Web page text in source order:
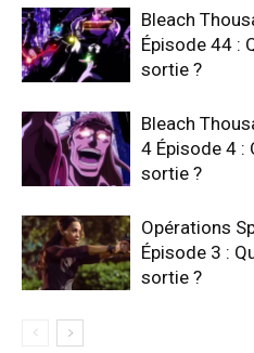
Bleach
Épisode 44 :
sortie ?
Bleach
4 Épisode 4 :
sortie ?
Opérations
Épisode 3 :
sortie ?